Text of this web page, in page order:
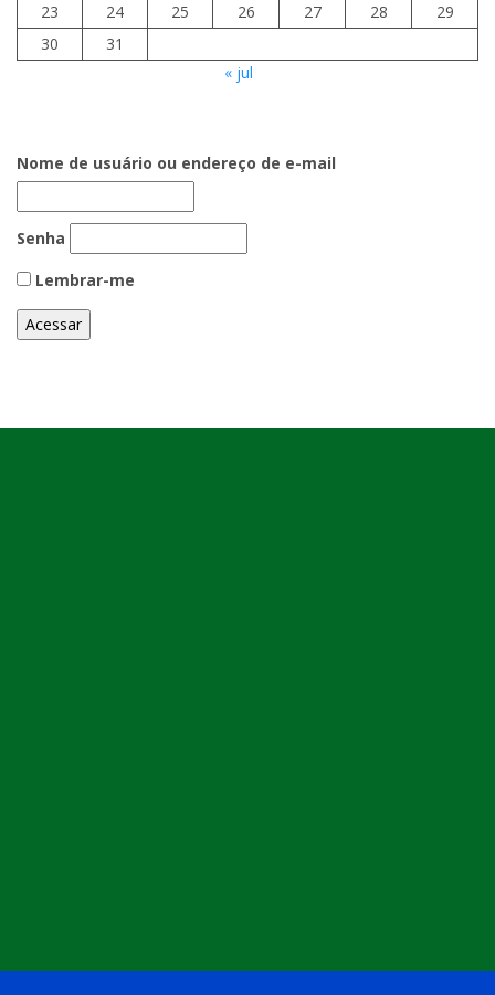
23
24 25 26 27 28
29
30
31
« jul
Nome de usuário ou endereço de e-mail
Senha
Lembrar-me